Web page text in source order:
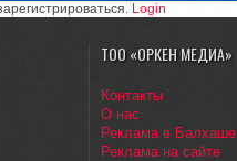
Login
ТОО «ОРКЕН МЕДИА»
Контакты
О нас
Реклама в Балхаше
Реклама на сайте